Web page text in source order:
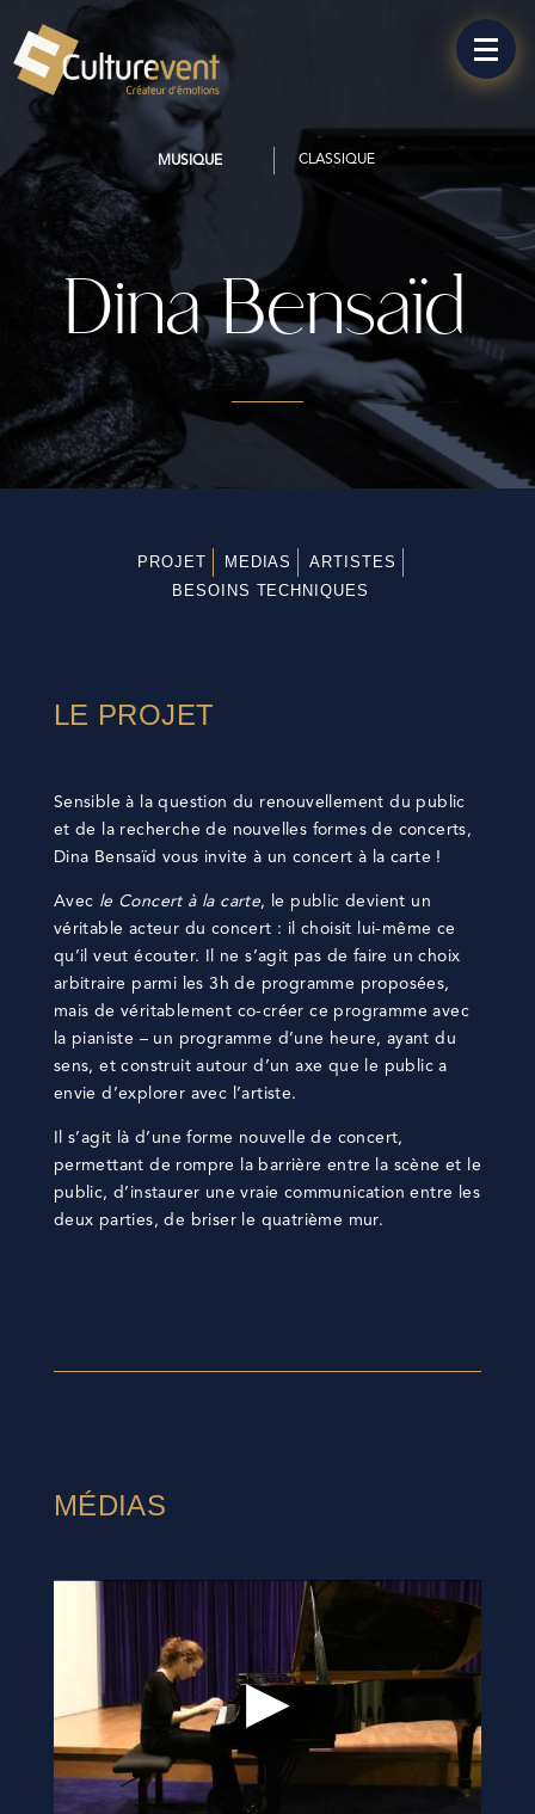
MUSIQUE CLASSIQUE
Dina Bensaïd
PROJET MEDIAS
ARTISTES
BESOINS TECHNIQUES
LE PROJET
Sensible à la question du renouvellement du public
et de la recherche de nouvelles formes de concerts,
Dina Bensaïd vous invite à un concert à la carte !
Avec le Concert à la carte, le public devient un
véritable acteur du concert : il choisit lui-même ce
qu’il veut écouter. Il ne s’agit pas de faire un choix
arbitraire parmi les 3h de programme proposées,
mais de véritablement co-créer ce programme avec
la pianiste – un programme d’une heure, ayant du
sens, et construit autour d’un axe que le public a
envie d’explorer avec l’artiste.
Il s’agit là d’une forme nouvelle de concert,
permettant de rompre la barrière entre la scène et le
public, d’instaurer une vraie communication entre les
deux parties, de briser le quatrième mur.
MÉDIAS